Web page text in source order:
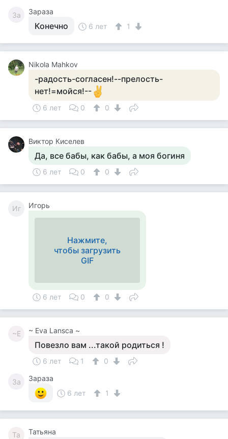
За Зараза
Конечно 6 лет 1
Nikola Mahkov
-радость-согласен!--прелость-
нет!=мойся!--
6 лет 0 0
Виктор Киселев
Да, все бабы, как бабы, а моя богиня
6 лет 0 0
Иг Игорь
Нажмите,
чтобы загрузить
GIF
6 лет 0 0
~E ~ Eva Lansca ~
Повезло вам ...такой родиться !
6 лет 1 0
За
Зараза
6 лет
1
Та Татьяна